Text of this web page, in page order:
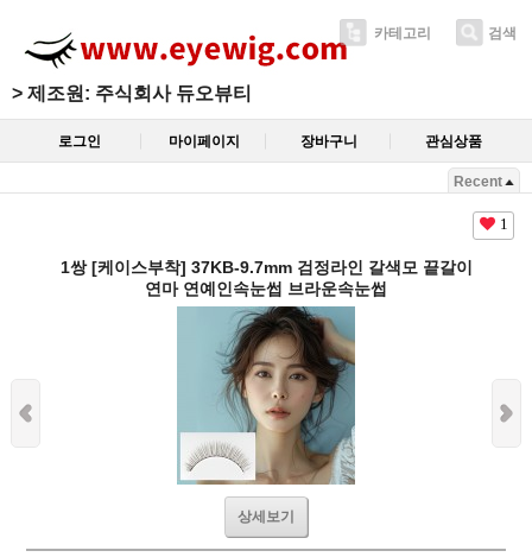
> 제조원: 주식회사 듀오뷰티
카테고리 검색
로그인 마이페이지 장바구니 관심상품
Recent
1
1쌍 [케이스부착] 37KB-9.7mm 검정라인 갈색모 끝갈이
연마 연예인속눈썹 브라운속눈썹
상세보기